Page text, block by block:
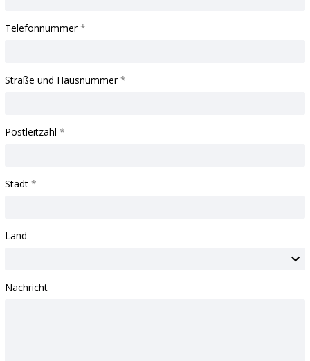
Telefonnummer
Straße und Hausnummer
Postleitzahl
Stadt
Land
Nachricht